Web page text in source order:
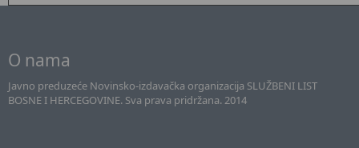
O nama
Javno preduzeće Novinsko-izdavačka organizacija SLUŽBENI LIST
BOSNE I HERCEGOVINE. Sva prava pridržana. 2014